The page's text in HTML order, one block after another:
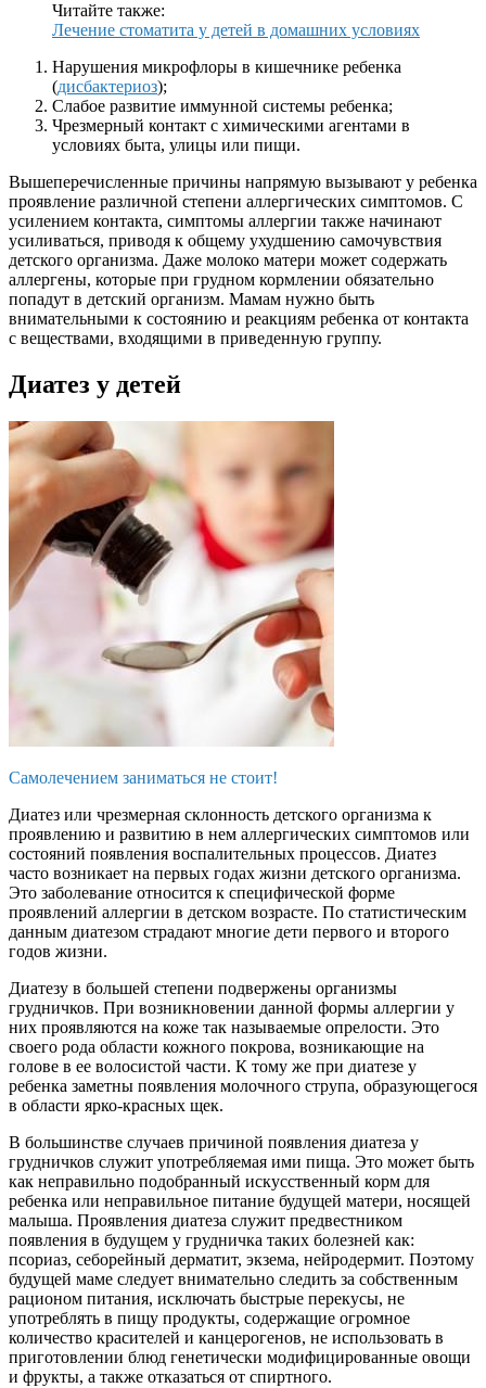
Читайте также:
Лечение стоматита у детей в домашних условиях
Нарушения микрофлоры в кишечнике ребенка
(дисбактериоз);
Слабое развитие иммунной системы ребенка;
Чрезмерный контакт с химическими агентами в
условиях быта, улицы или пищи.
Вышеперечисленные причины напрямую вызывают у ребенка
проявление различной степени аллергических симптомов. С
усилением контакта, симптомы аллергии также начинают
усиливаться, приводя к общему ухудшению самочувствия
детского организма. Даже молоко матери может содержать
аллергены, которые при грудном кормлении обязательно
попадут в детский организм. Мамам нужно быть
внимательными к состоянию и реакциям ребенка от контакта
с веществами, входящими в приведенную группу.
Диатез у детей
Самолечением заниматься не стоит!
Диатез или чрезмерная склонность детского организма к
проявлению и развитию в нем аллергических симптомов или
состояний появления воспалительных процессов. Диатез
часто возникает на первых годах жизни детского организма.
Это заболевание относится к специфической форме
проявлений аллергии в детском возрасте. По статистическим
данным диатезом страдают многие дети первого и второго
годов жизни.
Диатезу в большей степени подвержены организмы
грудничков. При возникновении данной формы аллергии у
них проявляются на коже так называемые опрелости. Это
своего рода области кожного покрова, возникающие на
голове в ее волосистой части. К тому же при диатезе у
ребенка заметны появления молочного струпа, образующегося
в области ярко-красных щек.
В большинстве случаев причиной появления диатеза у
грудничков служит употребляемая ими пища. Это может быть
как неправильно подобранный искусственный корм для
ребенка или неправильное питание будущей матери, носящей
малыша. Проявления диатеза служит предвестником
появления в будущем у грудничка таких болезней как:
псориаз, себорейный дерматит, экзема, нейродермит. Поэтому
будущей маме следует внимательно следить за собственным
рационом питания, исключать быстрые перекусы, не
употреблять в пищу продукты, содержащие огромное
количество красителей и канцерогенов, не использовать в
приготовлении блюд генетически модифицированные овощи
и фрукты, а также отказаться от спиртного.